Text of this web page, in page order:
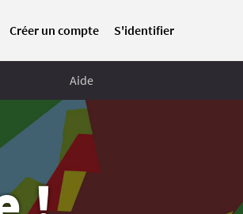
Créer un compte S'identifier
Aide